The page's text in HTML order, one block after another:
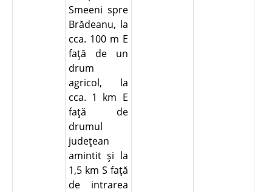
Smeeni spre
Brădeanu, la
cca. 100 m E
faţă de un
drum
agricol, la
cca. 1 km E
faţă de
drumul
judeţean
amintit şi la
1,5 km S faţă
de intrarea